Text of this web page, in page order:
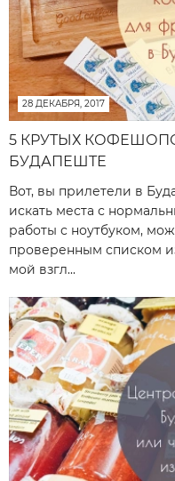
28 ДЕКАБРЯ, 2017
5 КРУТЫХ
БУДАПЕШТЕ
Вот, вы прилетели в
искать места с
работы с ноутбуком,
проверенным списком
мой взгл...